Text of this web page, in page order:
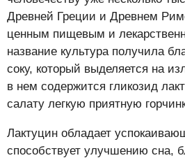
Древней Греции и Древнем
ценным пищевым и
название культура получила
соку, который выделяется на
в нем содержится гликозид
салату легкую приятную
Лактуцин обладает
способствует улучшению сна,